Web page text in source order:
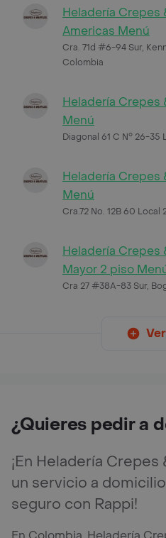
Heladería Crepes
Americas Menú
Cra. 71d #6-94 Sur,
Colombia
Heladería Crepes
Menú
Diagonal 61 C N° 26-35
Heladería Crepes
Menú
Cra.72 No. 12B 60 Local
Heladería Crepes
Mayor 2 piso
Cra 27 #38A-83 Sur,
¿Quieres pedir a
¡En Heladería
un servicio a
seguro con Rappi!